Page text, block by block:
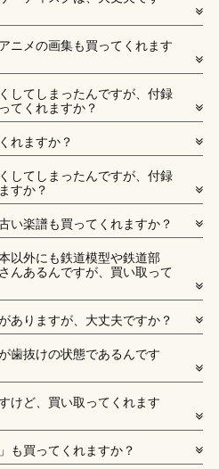
ニメの画集も買ってくれます
してしまったんですが、付録
てくれますか？
れますか？
してしまったんですが、付録
すか？
い楽譜も買ってくれますか？
以外にも鉄道模型や鉄道部
んあるんですが、買い取って
ありますが、大丈夫ですか？
歯抜けの状態であるんです
けど、買い取ってくれます
も買ってくれますか？